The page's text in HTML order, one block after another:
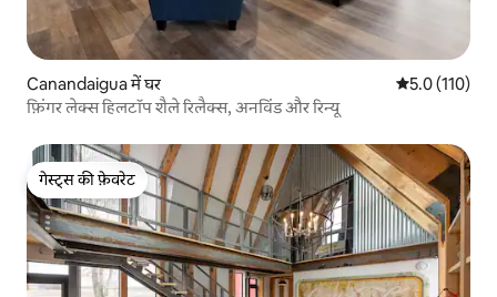
Canandaigua में घर औसत रेटिंग 5 में
5.0 (110)
फ़िंगर लेक्स हिलटॉप शैले रिलैक्स, अनविंड और रिन्यू
गेस्ट्स की फ़ेवरेट
गेस्ट्स की फ़ेवरेट